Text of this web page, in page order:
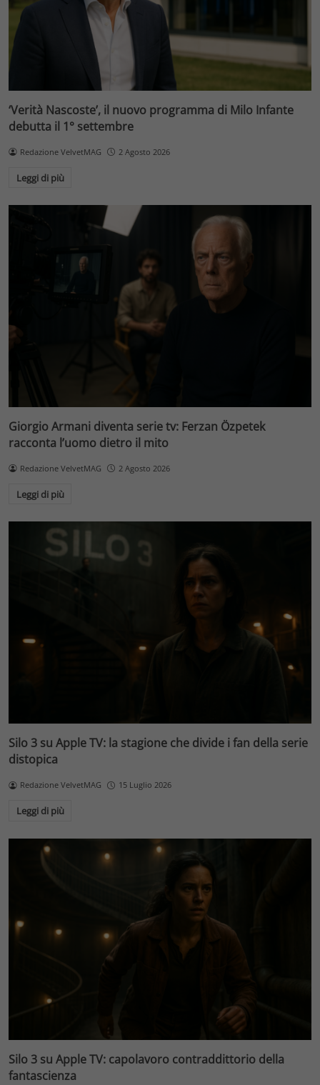
‘Verità Nascoste’, il nuovo programma di Milo Infante
debutta il 1° settembre
Redazione VelvetMAG 2 Agosto 2026
Leggi di più
Giorgio Armani diventa serie tv: Ferzan Özpetek
racconta l’uomo dietro il mito
Redazione VelvetMAG 2 Agosto 2026
Leggi di più
Silo 3 su Apple TV: la stagione che divide i fan della serie
distopica
Redazione VelvetMAG 15 Luglio 2026
Leggi di più
Silo 3 su Apple TV: capolavoro contraddittorio della
fantascienza